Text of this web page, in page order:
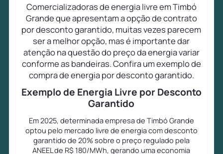
Comercializadoras de energia livre em Timbó
Grande que apresentam a opção de contrato
por desconto garantido, muitas vezes parecem
ser a melhor opção, mas é importante dar
atenção na questão do preço da energia variar
conforme as bandeiras. Confira um exemplo de
compra de energia por desconto garantido.
Exemplo de Energia Livre por Desconto
Garantido
Em 2025, determinada empresa de Timbó Grande
optou pelo mercado livre de energia com desconto
garantido de 20% sobre o preço regulado pela
ANEEL de R$ 180/MWh, gerando uma economia